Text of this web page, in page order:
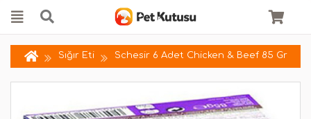
Sığır Eti Schesir 6 Adet Chicken & Beef 85 Gr